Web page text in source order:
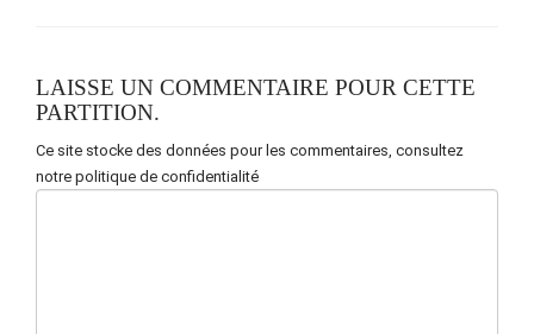
LAISSE UN COMMENTAIRE POUR CETTE
PARTITION.
Ce site stocke des données pour les commentaires, consultez
notre politique de confidentialité